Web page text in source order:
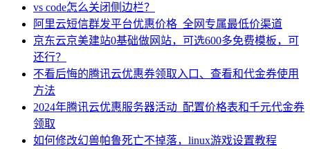
vs code怎么关闭侧边栏？
阿里云短信群发平台优惠价格_全网专属最低价渠道
京东云京美建站0基础做网站，可选600多免费模板，可
还行？
不看后悔的腾讯云优惠券领取入口、查看和代金券使用
方法
2024年腾讯云优惠服务器活动_配置价格表和千元代金券
领取
如何修改幻兽帕鲁死亡不掉落，linux游戏设置教程